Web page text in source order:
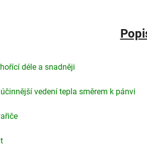
déle a snadněji
vedení tepla směrem k pánvi